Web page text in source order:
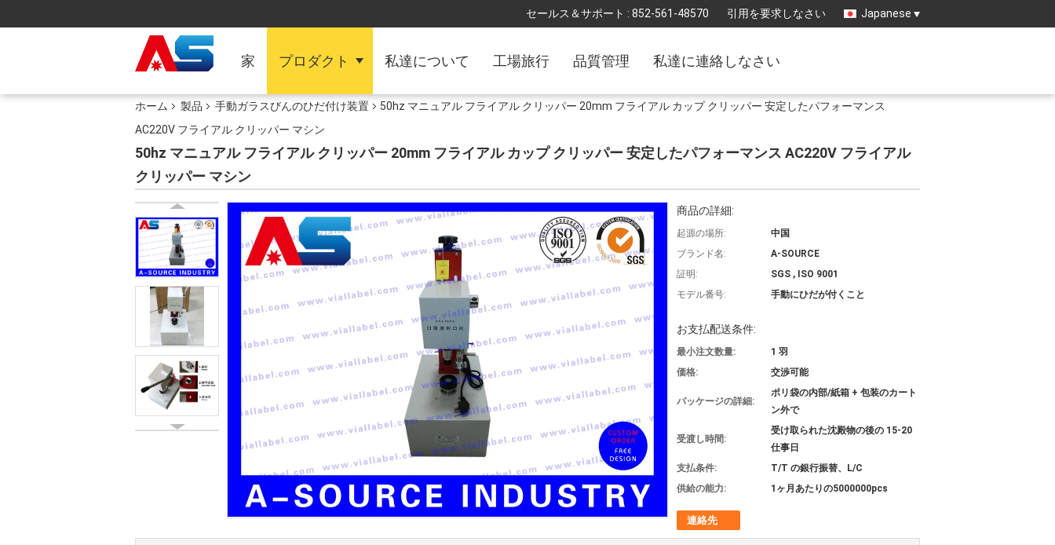
セールス＆サポート : 852-561-48570 引用を要求しなさい Japanese
家 プロダクト 私達について 工場旅行 品質管理 私達に連絡しなさい
ホーム 製品 手動ガラスびんのひだ付け装置
50hz マニュアル フライアル クリッパー 20mm フライアル カップ クリッパー 安定したパフォーマンス
AC220V フライアル クリッパー マシン
50hz マニュアル フライアル クリッパー 20mm フライアル カップ クリッパー 安定したパフォーマンス AC220V フライアル
クリッパー マシン
商品の詳細:
起源の場所:
中国
ブランド名:
A-SOURCE
証明:
SGS , ISO 9001
モデル番号:
手動にひだが付くこと
お支払配送条件:
最小注文数量:
1 羽
価格:
交渉可能
パッケージの詳細:
ポリ袋の内部/紙箱 + 包装のカート
ン外で
受渡し時間:
受け取られた沈殿物の後の 15-20
仕事日
支払条件:
T/T の銀行振替、L/C
供給の能力:
1ヶ月あたりの5000000pcs
連絡先